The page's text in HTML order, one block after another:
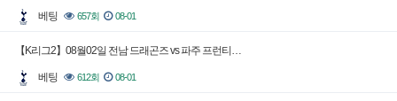
베팅 657회 08-01
【K리그2】08월02일 전남 드래곤즈 vs 파주 프런티…
베팅 612회 08-01